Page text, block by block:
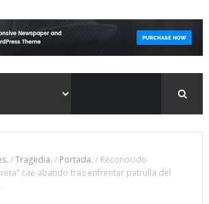
/Tragedia. / Portada. / Reconocido
cae abatido tras enfrentar patrulla del